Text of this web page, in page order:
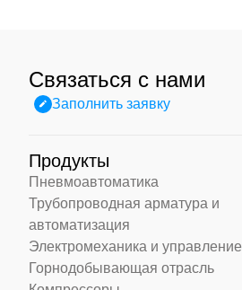
Связаться с нами
Заполнить заявку
Продукты
Пневмоавтоматика
Трубопроводная арматура и
автоматизация
Электромеханика и управление
Горнодобывающая отрасль